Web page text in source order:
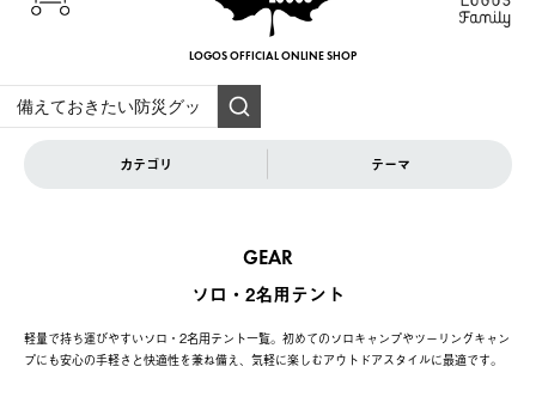
LOGOS OFFICIAL ONLINE SHOP
カテゴリ テーマ
GEAR
ソロ・2名用テント
軽量で持ち運びやすいソロ・2名用テント一覧。初めてのソロキャンプやツーリングキャン
プにも安心の手軽さと快適性を兼ね備え、気軽に楽しむアウトドアスタイルに最適です。